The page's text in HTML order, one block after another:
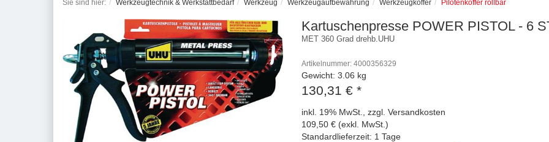
Sie sind hier: Werkzeugtechnik & Werkstattbedarf Werkzeug Werkzeugaufbewahrung Werkzeugkoffer Pilotenkoffer rollbar
Kartuschenpresse POWER PISTOL - 6
MET 360 Grad drehb.UHU
Artikelnummer: 4000356329
Gewicht: 3.06 kg
130,31 € *
inkl. 19% MwSt., zzgl. Versandkosten
109,50 € (exkl. MwSt.)
Standardlieferzeit: 1 Tage